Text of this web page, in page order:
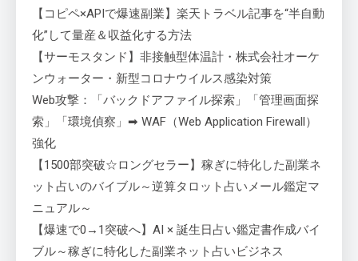
【コピペ×APIで爆速副業】楽天トラベル記事を“半自動
化”して量産＆収益化する方法
【サーモスタンド】非接触型体温計・株式会社オーケ
ンウォーター・新型コロナウイルス感染対策
Web攻撃：「バックドアファイル探索」「管理画面探
索」「環境偵察」➡ WAF（Web Application Firewall）
強化
【1500部突破☆ロングセラー】稼ぎに特化した副業ネ
ット占いのバイブル～逆算タロット占いメール鑑定マ
ニュアル～
【爆速で0→1突破へ】AI × 誕生日占い鑑定書作成バイ
ブル～稼ぎに特化した副業ネット占いビジネス